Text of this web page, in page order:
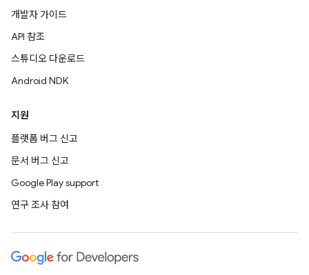
개발자 가이드
API 참조
스튜디오 다운로드
Android NDK
지원
플랫폼 버그 신고
문서 버그 신고
Google Play support
연구 조사 참여